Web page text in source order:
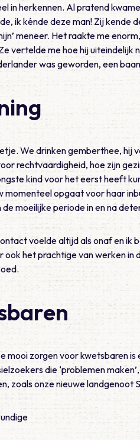
in herkennen. Al pratend
ik kénde deze man! Zij kende
meneer. Het raakte me
vertelde me hoe hij uiteindelijk
was geworden, een
We drinken gemberthee, hij
rechtvaardigheid, hoe zijn
kind voor het eerst heeft
opgaat voor haar
moeilijke periode in en na
voelde altijd als onaf en ik
het prachtige van werken in
mooi zorgen voor kwetsbaren
die ‘problemen
zoals onze nieuwe landgenoot